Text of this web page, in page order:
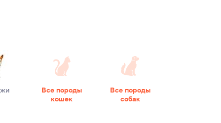
Все породы
кошек
Все породы
собак